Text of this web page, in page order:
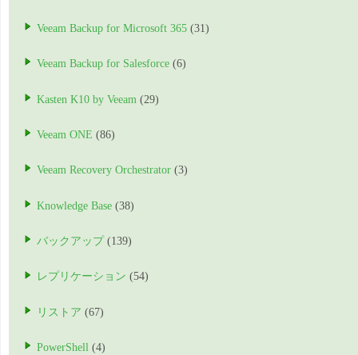
Veeam Backup for Microsoft 365 (31)
Veeam Backup for Salesforce (6)
Kasten K10 by Veeam (29)
Veeam ONE (86)
Veeam Recovery Orchestrator (3)
Knowledge Base (38)
バックアップ (139)
レプリケーション (54)
リストア (67)
PowerShell (4)